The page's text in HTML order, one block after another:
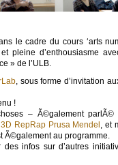
le cadre du cours ‘arts
pleine d’enthousiasme
» de l’ULB.
, sous forme d’invitation
!
– Ã©galement
3D RepRap Prusa Mendel , et
Ã©galement au programme.
des infos sur d’autres